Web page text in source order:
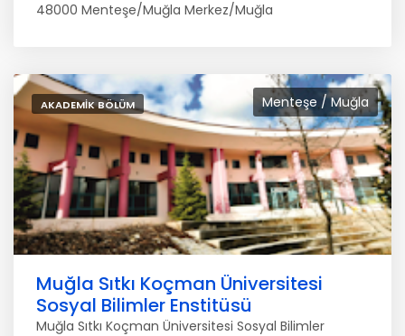
48000 Menteşe/Muğla Merkez/Muğla
Menteşe / Muğla
AKADEMIK BÖLÜM
Muğla Sıtkı Koçman Üniversitesi
Sosyal Bilimler Enstitüsü
Muğla Sıtkı Koçman Üniversitesi Sosyal Bilimler